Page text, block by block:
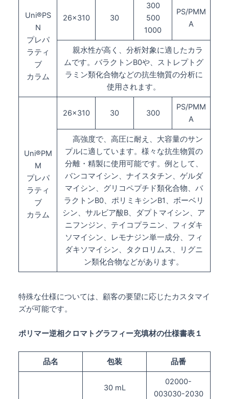
Uni®PS
N
プレパ
ラティ
ブ
カラム
26×310 30
300
500
1000
PS/PMM
A
親水性が高く、分析対象に適したカラ
ムです。バラクトンB0や、ストレプトグ
ラミン類化合物などの抗生物質の分析に
使用されます。
Uni®PM
M
プレパ
ラティ
ブ
カラム
26×310 30 300
PS/PMM
A
高強度で、高圧に耐え、大容量のサン
プルに適しています。様々な抗生物質の
分離・精製に使用可能です。例として、
バンコマイシン、ナイスタチン、ゲルダ
マイシン、グリコペプチド類化合物、バ
ラクトンB0、ポリミキシンB1、ボーベリ
シン、サルビア酸B、ダプトマイシン、ア
ニフンジン、テイコプラニン、フィダキ
ソマイシン、レモナジン単一成分、フィ
ダキソマイシン、タクロリムス、リグニ
ン類化合物などがあります。
特殊な仕様については、顧客の要望に応じたカスタマイ
ズが可能です。
ポリマー逆相クロマトグラフィー充填材の仕様書表１
品名 包装 品番
30 mL
02000-
003030-2030